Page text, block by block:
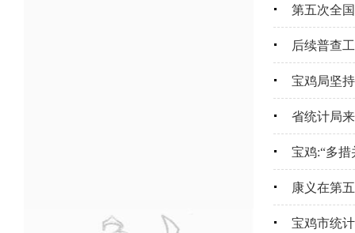
第五次全
后续普查
宝鸡局坚
省统计局
宝鸡:“多
康义在第
宝鸡市统